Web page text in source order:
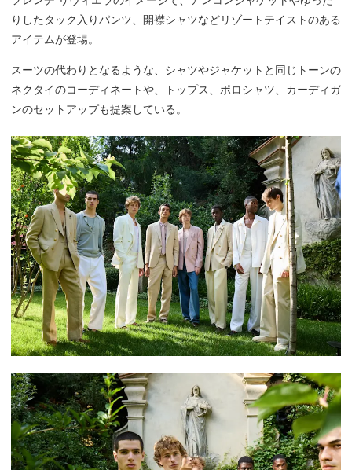
りしたタック入りパンツ、開襟シャツなどリゾートテイストのある
アイテムが登場。
スーツの代わりとなるような、シャツやジャケットと同じトーンの
ネクタイのコーディネートや、トップス、ポロシャツ、カーディガ
ンのセットアップも提案している。